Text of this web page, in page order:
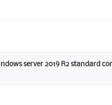
server 2019 R2 standard